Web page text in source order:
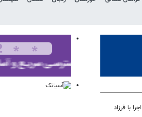
با فرزاد